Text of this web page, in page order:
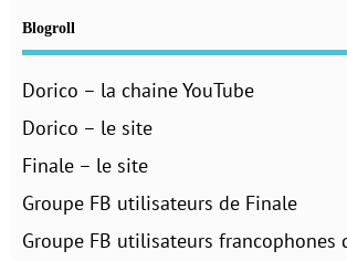
Blogroll
Dorico – la chaine YouTube
Dorico – le site
Finale – le site
Groupe FB utilisateurs de Finale
Groupe FB utilisateurs francophones